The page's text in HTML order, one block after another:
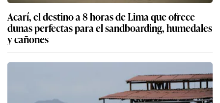
Acarí, el destino a 8 horas de Lima que ofrece
dunas perfectas para el sandboarding, humedales
y cañones